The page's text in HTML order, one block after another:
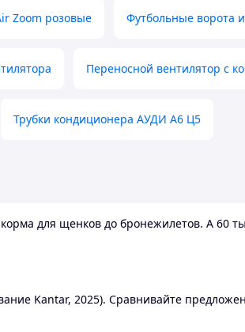
Zoom розовые Футбольные ворота
Переносной вентилятор с
Трубки кондиционера АУДИ А6 Ц5
для щенков до бронежилетов. А 60
Kantar, 2025). Сравнивайте